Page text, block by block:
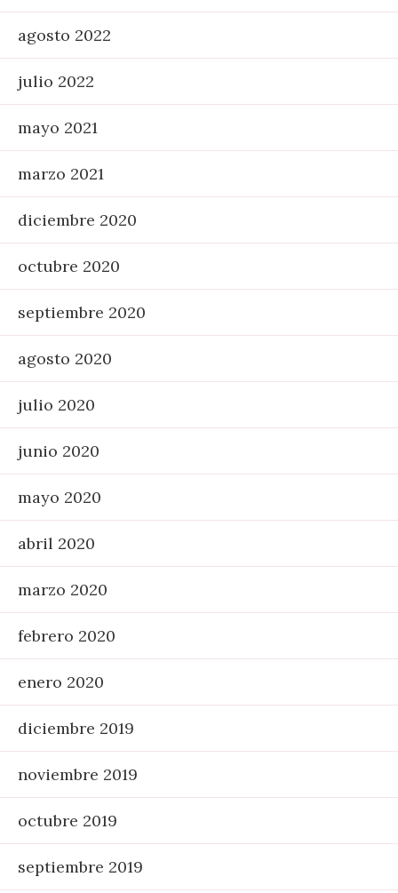
agosto 2022
julio 2022
mayo 2021
marzo 2021
diciembre 2020
octubre 2020
septiembre 2020
agosto 2020
julio 2020
junio 2020
mayo 2020
abril 2020
marzo 2020
febrero 2020
enero 2020
diciembre 2019
noviembre 2019
octubre 2019
septiembre 2019